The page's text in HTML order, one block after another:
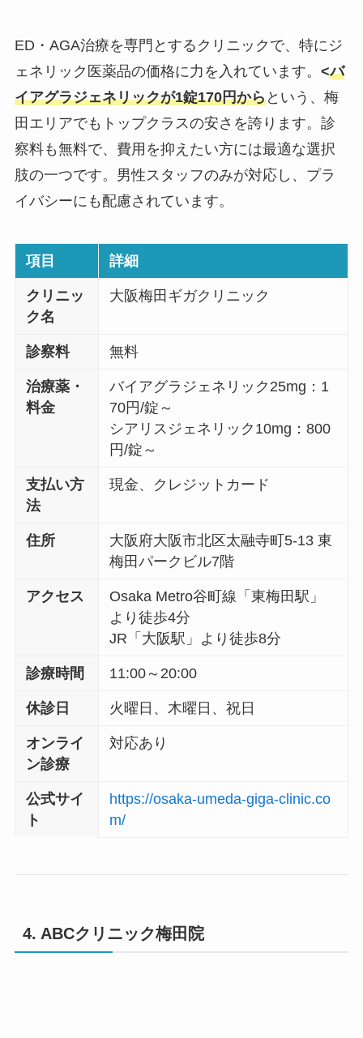
ED・AGA治療を専門とするクリニックで、特にジ
ェネリック医薬品の価格に力を入れています。 <バ
イアグラジェネリックが1錠170円からという、梅
田エリアでもトップクラスの安さを誇ります。診
察料も無料で、費用を抑えたい方には最適な選択
肢の一つです。男性スタッフのみが対応し、プラ
イバシーにも配慮されています。
項目 詳細
クリニッ
ク名
大阪梅田ギガクリニック
診察料 無料
治療薬・
料金
バイアグラジェネリック25mg：1
70円/錠～
シアリスジェネリック10mg：800
円/錠～
支払い方
法
現金、クレジットカード
住所
大阪府大阪市北区太融寺町5-13 東
梅田パークビル7階
アクセス
Osaka Metro谷町線「東梅田駅」
より徒歩4分
JR「大阪駅」より徒歩8分
診療時間 11:00～20:00
休診日 火曜日、木曜日、祝日
オンライ
ン診療
対応あり
公式サイ
ト
https://osaka-umeda-giga-clinic.co
m/
4. ABCクリニック梅田院